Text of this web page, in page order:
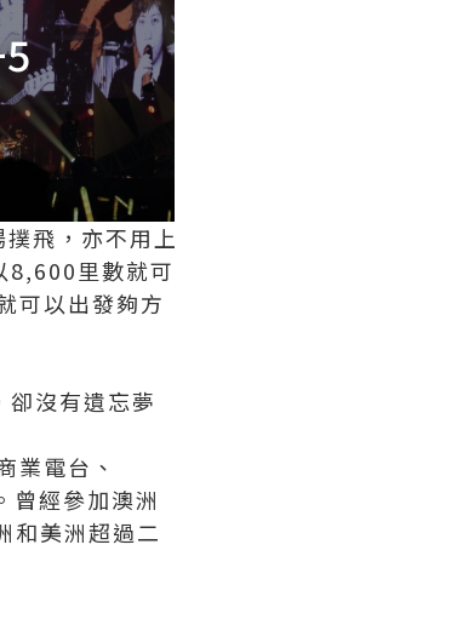
飛，亦不用上
8,600里數就可
可以出發夠方
卻沒有遺忘夢
業電台、
經參加澳洲
和美洲超過二